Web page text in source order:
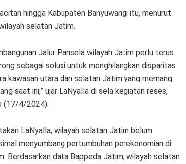
hingga Kabupaten Banyuwangi itu, menurut
selatan Jatim.
Jalur Pansela wilayah Jatim perlu terus
sebagai solusi untuk menghilangkan disparitas
kawasan utara dan selatan Jatim yang memang
saat ini,” ujar LaNyalla di sela kegiatan reses,
(17/4/2024).
LaNyalla, wilayah selatan Jatim belum
menyumbang pertumbuhan perekonomian di
Berdasarkan data Bappeda Jatim, wilayah selatan